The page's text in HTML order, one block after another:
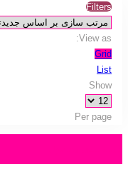
Filters
View as:
Grid
List
Show
Per page